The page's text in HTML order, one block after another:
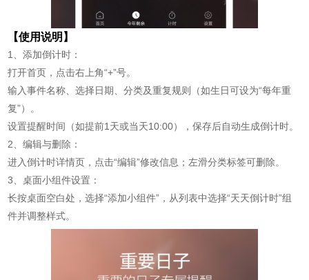
【使用说明】
1、添加倒计时：
打开首页，点击右上角“+”号。
输入事件名称、选择日期、分类及重复规则（如生日可设为“每年重
复”）。
设置提醒时间（如提前1天或当天10:00），保存后自动生成倒计时。
2、编辑与删除：
进入倒计时详情页，点击“编辑”修改信息；左滑分类标签可删除。
3、桌面小组件设置：
长按桌面空白处，选择“添加小组件”，从列表中选择“天天倒计时”组
件并调整样式。